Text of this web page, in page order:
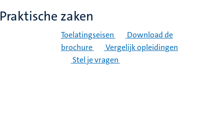
Praktische zaken
Toelatingseisen
Download de
brochure
Vergelijk opleidingen
Stel je vragen